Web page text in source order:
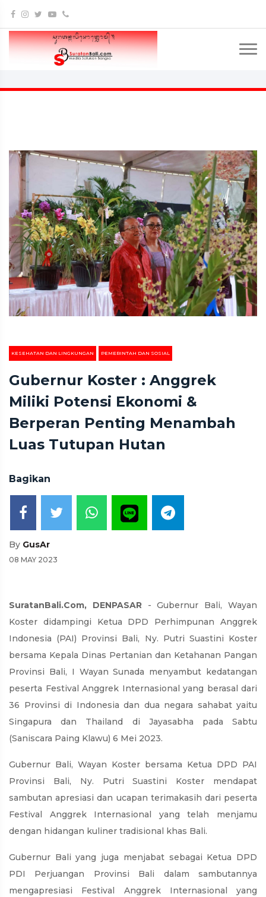
KESEHATAN DAN LINGKUNGAN PEMERINTAH DAN SOSIAL
Gubernur Koster : Anggrek
Miliki Potensi Ekonomi &
Berperan Penting Menambah
Luas Tutupan Hutan
Bagikan
By GusAr
08 MAY 2023
SuratanBali.Com, DENPASAR- Gubernur Bali, Wayan
Koster didampingi Ketua DPD Perhimpunan Anggrek
Indonesia (PAI) Provinsi Bali, Ny. Putri Suastini Koster
bersama Kepala Dinas Pertanian dan Ketahanan Pangan
Provinsi Bali, I Wayan Sunada menyambut kedatangan
peserta Festival Anggrek Internasional yang berasal dari
36 Provinsi di Indonesia dan dua negara sahabat yaitu
Singapura dan Thailand di Jayasabha pada Sabtu
(Saniscara Paing Klawu) 6 Mei 2023.
Gubernur Bali, Wayan Koster bersama Ketua DPD PAI
Provinsi Bali, Ny. Putri Suastini Koster mendapat
sambutan apresiasi dan ucapan terimakasih dari peserta
Festival Anggrek Internasional yang telah menjamu
dengan hidangan kuliner tradisional khas Bali.
Gubernur Bali yang juga menjabat sebagai Ketua DPD
PDI Perjuangan Provinsi Bali dalam sambutannya
mengapresiasi Festival Anggrek Internasional yang